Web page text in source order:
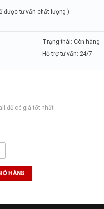
được tư vấn chất lượng )
Trạng thái: Còn hàng
Hỗ trợ tư vấn: 24/7
để có giá tốt nhất
673) số lượng
HÀNG